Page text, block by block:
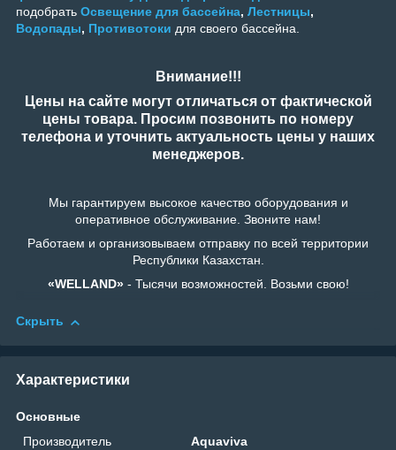
подобрать Освещение для бассейна, Лестницы,
Водопады, Противотоки для своего бассейна.
Внимание!!!
Цены на сайте могут отличаться от фактической
цены товара. Просим позвонить по номеру
телефона и уточнить актуальность цены у наших
менеджеров.
Мы гарантируем высокое качество оборудования и
оперативное обслуживание. Звоните нам!
Работаем и организовываем отправку по всей территории
Республики Казахстан.
«WELLAND»- Тысячи возможностей. Возьми свою!
Скрыть
Характеристики
Основные
Производитель
Aquaviva